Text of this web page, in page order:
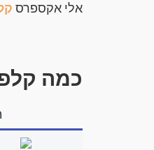
אלי אקספרס
כמה